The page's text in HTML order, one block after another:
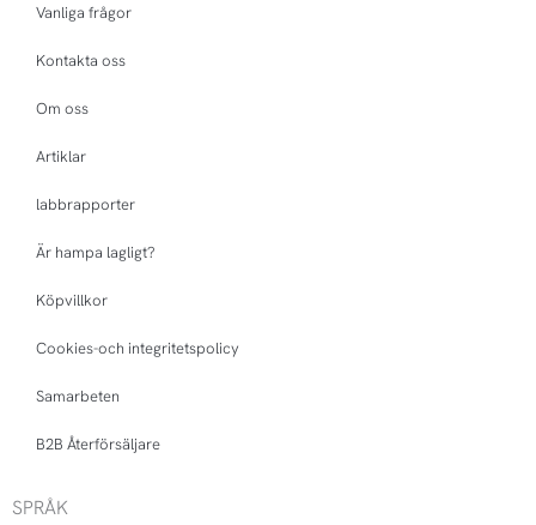
Vanliga frågor
Kontakta oss
Om oss
Artiklar
labbrapporter
Är hampa lagligt?
Köpvillkor
Cookies-och integritetspolicy
Samarbeten
B2B Återförsäljare
SPRÅK